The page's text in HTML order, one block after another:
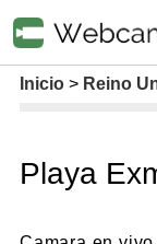
Inicio Reino
Playa